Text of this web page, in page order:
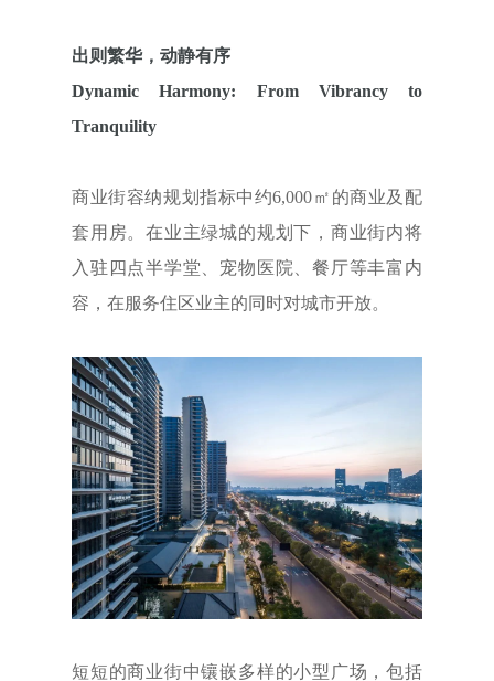
出则繁华，动静有序
Dynamic Harmony: From Vibrancy to
Tranquility
商业街容纳规划指标中约6,000㎡的商业及配
套用房。在业主绿城的规划下，商业街内将
入驻四点半学堂、宠物医院、餐厅等丰富内
容，在服务住区业主的同时对城市开放。
短短的商业街中镶嵌多样的小型广场，包括